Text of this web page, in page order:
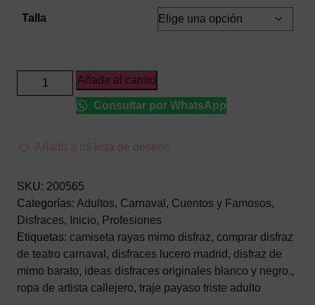
Talla
Disfraz
de
Adulto
Conjunto
de
Payaso
Seco
de
Piezas
con
Añadir al carrito
Consultar por WhatsApp
Añadir a mi lista de deseos
SKU: 200565
Categorías: Adultos, Carnaval , Cuentos y Famosos,
Disfraces, Inicio, Profesiones
Etiquetas: camiseta rayas mimo disfraz, comprar disfraz
de teatro carnaval , disfraces lucero madrid , disfraz de
mimo barato, ideas disfraces originales blanco y negro.,
ropa de artista callejero, traje payaso triste adulto